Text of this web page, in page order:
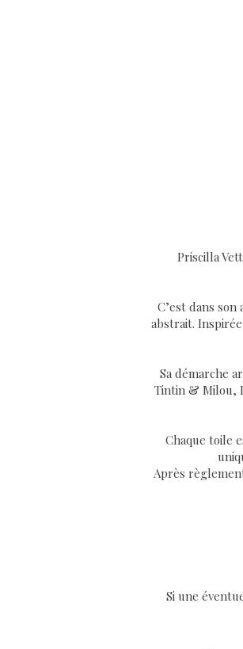
Priscilla
C’est dans
abstrait.
Sa démarche
Tintin & Milou,
Chaque toile
Après
Si une